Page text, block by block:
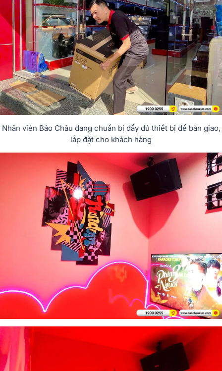
Nhân viên Bảo Châu đang chuẩn bị đầy đủ thiết bị để bàn giao,
lắp đặt cho khách hàng